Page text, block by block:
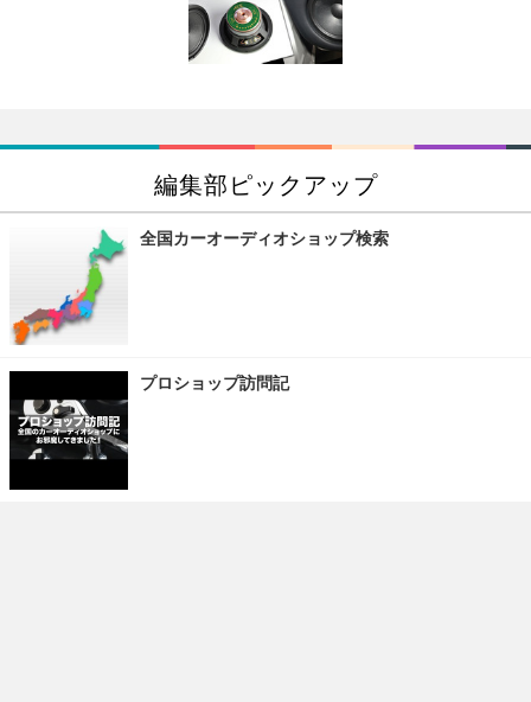
編集部ピックアップ
全国カーオーディオショップ検索
プロショップ訪問記